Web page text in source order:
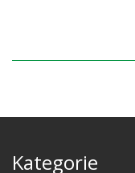
Kategorie